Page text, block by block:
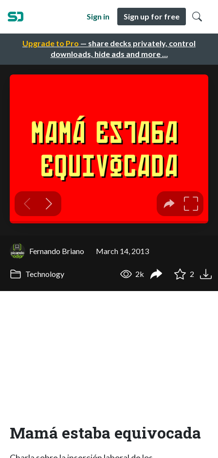
Upgrade to Pro — share decks privately, control
downloads, hide ads and more …
Sign in Sign up for free
Fernando Briano March 14, 2013
Technology 2k 2
Mamá estaba equivocada